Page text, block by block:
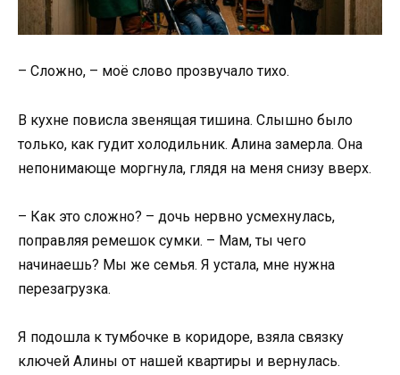
– Сложно, – моё слово прозвучало тихо.
В кухне повисла звенящая тишина. Слышно было
только, как гудит холодильник. Алина замерла. Она
непонимающе моргнула, глядя на меня снизу вверх.
– Как это сложно? – дочь нервно усмехнулась,
поправляя ремешок сумки. – Мам, ты чего
начинаешь? Мы же семья. Я устала, мне нужна
перезагрузка.
Я подошла к тумбочке в коридоре, взяла связку
ключей Алины от нашей квартиры и вернулась.